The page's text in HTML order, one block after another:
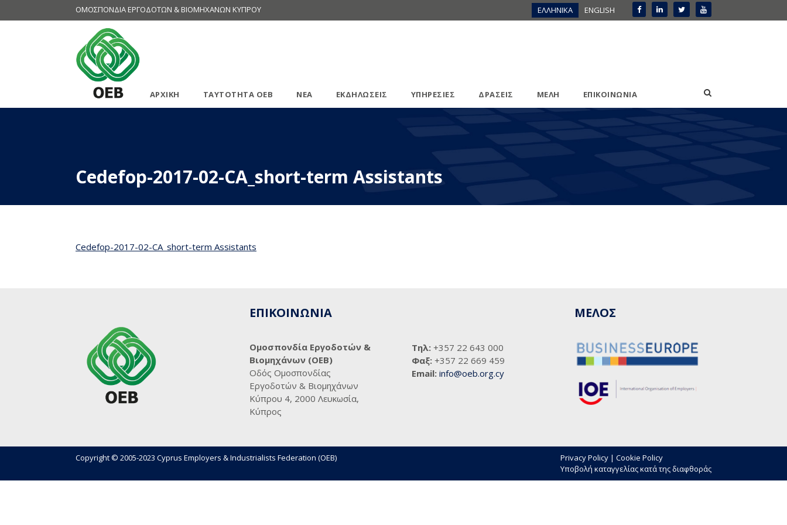
ΟΜΟΣΠΟΝΔΙΑ ΕΡΓΟΔΟΤΩΝ & ΒΙΟΜΗΧΑΝΩΝ ΚΥΠΡΟΥ ΕΛΛΗΝΙΚΑ ENGLISH
ΑΡΧΙΚΗ ΤΑΥΤΟΤΗΤΑ ΟΕΒ ΝΕΑ ΕΚΔΗΛΩΣΕΙΣ ΥΠΗΡΕΣΙΕΣ ΔΡΑΣΕΙΣ ΜΕΛΗ ΕΠΙΚΟΙΝΩΝΙΑ
Cedefop-2017-02-CA_short-term Assistants
Cedefop-2017-02-CA_short-term Assistants
ΕΠΙΚΟΙΝΩΝΙΑ
Ομοσπονδία Εργοδοτών &
Βιομηχάνων (ΟΕΒ)
Οδός Ομοσπονδίας
Εργοδοτών & Βιομηχάνων
Κύπρου 4, 2000 Λευκωσία,
Κύπρος
Τηλ: +357 22 643 000
Φαξ: +357 22 669 459
Email: info@oeb.org.cy
ΜΕΛΟΣ
Copyright © 2005-2023 Cyprus Employers & Industrialists Federation (OEB) Privacy Policy | Cookie Policy
Υποβολή καταγγελίας κατά της διαφθοράς